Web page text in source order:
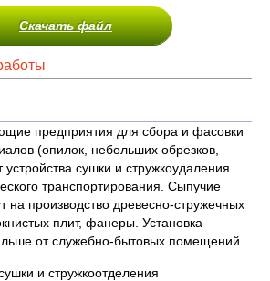
Скачать файл
предприятия для сбора и фасовки
(опилок, небольших обрезков,
сушки и стружкоудаления
транспортирования. Сыпучие
на производство древесно-стружечных
плит, фанеры. Установка
от служебно-бытовых помещений.
и стружкоотделения